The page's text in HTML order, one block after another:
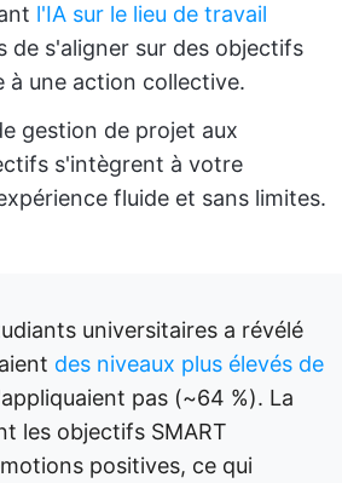
l'IA sur le lieu de travail
s'aligner sur des objectifs
à une action collective.
gestion de projet aux
s'intègrent à votre
fluide et sans limites.
universitaires a révélé
des niveaux plus élevés de
pas (~64 %). La
les objectifs SMART
positives, ce qui